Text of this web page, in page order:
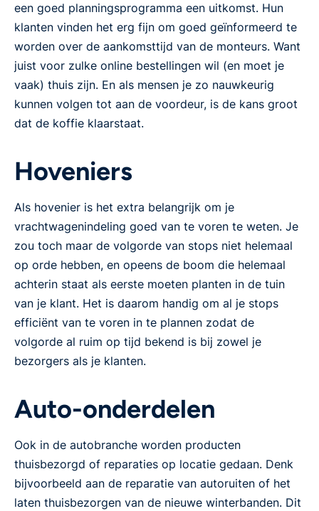
een goed planningsprogramma een uitkomst. Hun
klanten vinden het erg fijn om goed geïnformeerd te
worden over de aankomsttijd van de monteurs. Want
juist voor zulke online bestellingen wil (en moet je
vaak) thuis zijn. En als mensen je zo nauwkeurig
kunnen volgen tot aan de voordeur, is de kans groot
dat de koffie klaarstaat.
Hoveniers
Als hovenier is het extra belangrijk om je
vrachtwagenindeling goed van te voren te weten. Je
zou toch maar de volgorde van stops niet helemaal
op orde hebben, en opeens de boom die helemaal
achterin staat als eerste moeten planten in de tuin
van je klant. Het is daarom handig om al je stops
efficiënt van te voren in te plannen zodat de
volgorde al ruim op tijd bekend is bij zowel je
bezorgers als je klanten.
Auto-onderdelen
Ook in de autobranche worden producten
thuisbezorgd of reparaties op locatie gedaan. Denk
bijvoorbeeld aan de reparatie van autoruiten of het
laten thuisbezorgen van de nieuwe winterbanden. Dit